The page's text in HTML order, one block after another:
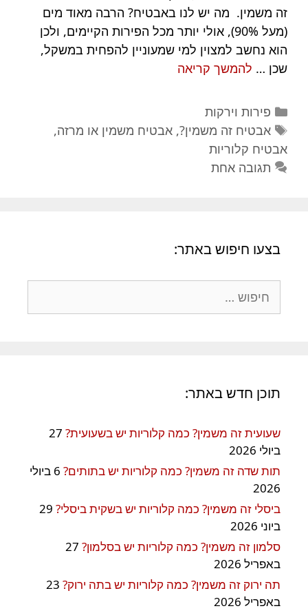
זה משמין. מה יש לנו באבטיח? הרבה מאוד מים
(מעל 90%), אולי יותר מכל הפירות הקיימים, ולכן
הוא נחשב למצוין למי שמעוניין להפחית במשקל,
שכן … להמשך קריאה
משמין
קטגוריות
פירות וירקות
תגיות
אבטיח זה משמין?, אבטיח משמין או מרזה,
אבטיח קלוריות
תגובה אחת
בצעו חיפוש באתר:
תוכן חדש באתר:
שעועית זה משמין? כמה קלוריות יש בשעועית? 27
ביולי 2026
תות שדה זה משמין? כמה קלוריות יש בתותים?
6 ביולי
2026
ביסלי זה משמין? כמה קלוריות יש בשקית ביסלי? 29
ביוני 2026
סלמון זה משמין? כמה קלוריות יש בסלמון? 27
באפריל 2026
תה ירוק זה משמין? כמה קלוריות יש בתה ירוק? 23
באפריל 2026